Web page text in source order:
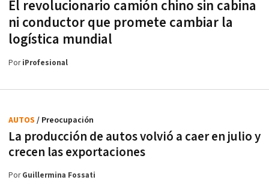
El revolucionario camión chino sin cabina
ni conductor que promete cambiar la
logística mundial
PoriProfesional
La producción de autos volvió a caer en julio y
crecen las exportaciones
AUTOS / Preocupación
PorGuillermina Fossati